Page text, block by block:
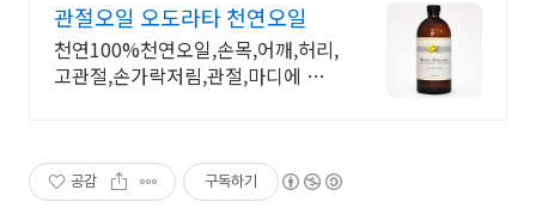
관절오일 오도라타 천연오일
천연100%천연오일,손목,어깨,허리,
고관절,손가락저림,관절,마디에 바
공감 구독하기